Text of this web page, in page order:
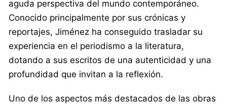
aguda perspectiva del mundo contemporáneo.
Conocido principalmente por sus crónicas y
reportajes, Jiménez ha conseguido trasladar su
experiencia en el periodismo a la literatura,
dotando a sus escritos de una autenticidad y una
profundidad que invitan a la reflexión.
Uno de los aspectos más destacados de las obras